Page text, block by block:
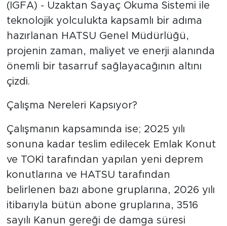
(İGFA) - Uzaktan Sayaç Okuma Sistemi ile
teknolojik yolculukta kapsamlı bir adıma
hazırlanan HATSU Genel Müdürlüğü,
projenin zaman, maliyet ve enerji alanında
önemli bir tasarruf sağlayacağının altını
çizdi.
Çalışma Nereleri Kapsıyor?
Çalışmanın kapsamında ise; 2025 yılı
sonuna kadar teslim edilecek Emlak Konut
ve TOKİ tarafından yapılan yeni deprem
konutlarına ve HATSU tarafından
belirlenen bazı abone gruplarına, 2026 yılı
itibarıyla bütün abone gruplarına, 3516
sayılı Kanun gereği de damga süresi